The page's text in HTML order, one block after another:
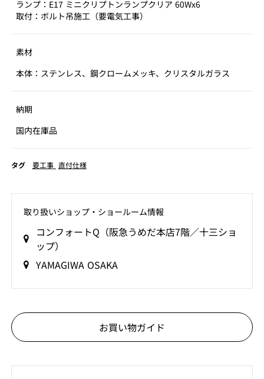
ランプ：E17 ミニクリプトンランプクリア 60Wx6
取付：ボルト吊施工（要電気工事）
素材
本体：ステンレス、鋼クロームメッキ、クリスタルガラス
納期
国内在庫品
タグ 要工事 直付仕様
取り扱いショップ‧ショールーム情報
コンフォートQ（阪急うめだ本店7階／十三ショ
ップ）
YAMAGIWA OSAKA
お買い物ガイド